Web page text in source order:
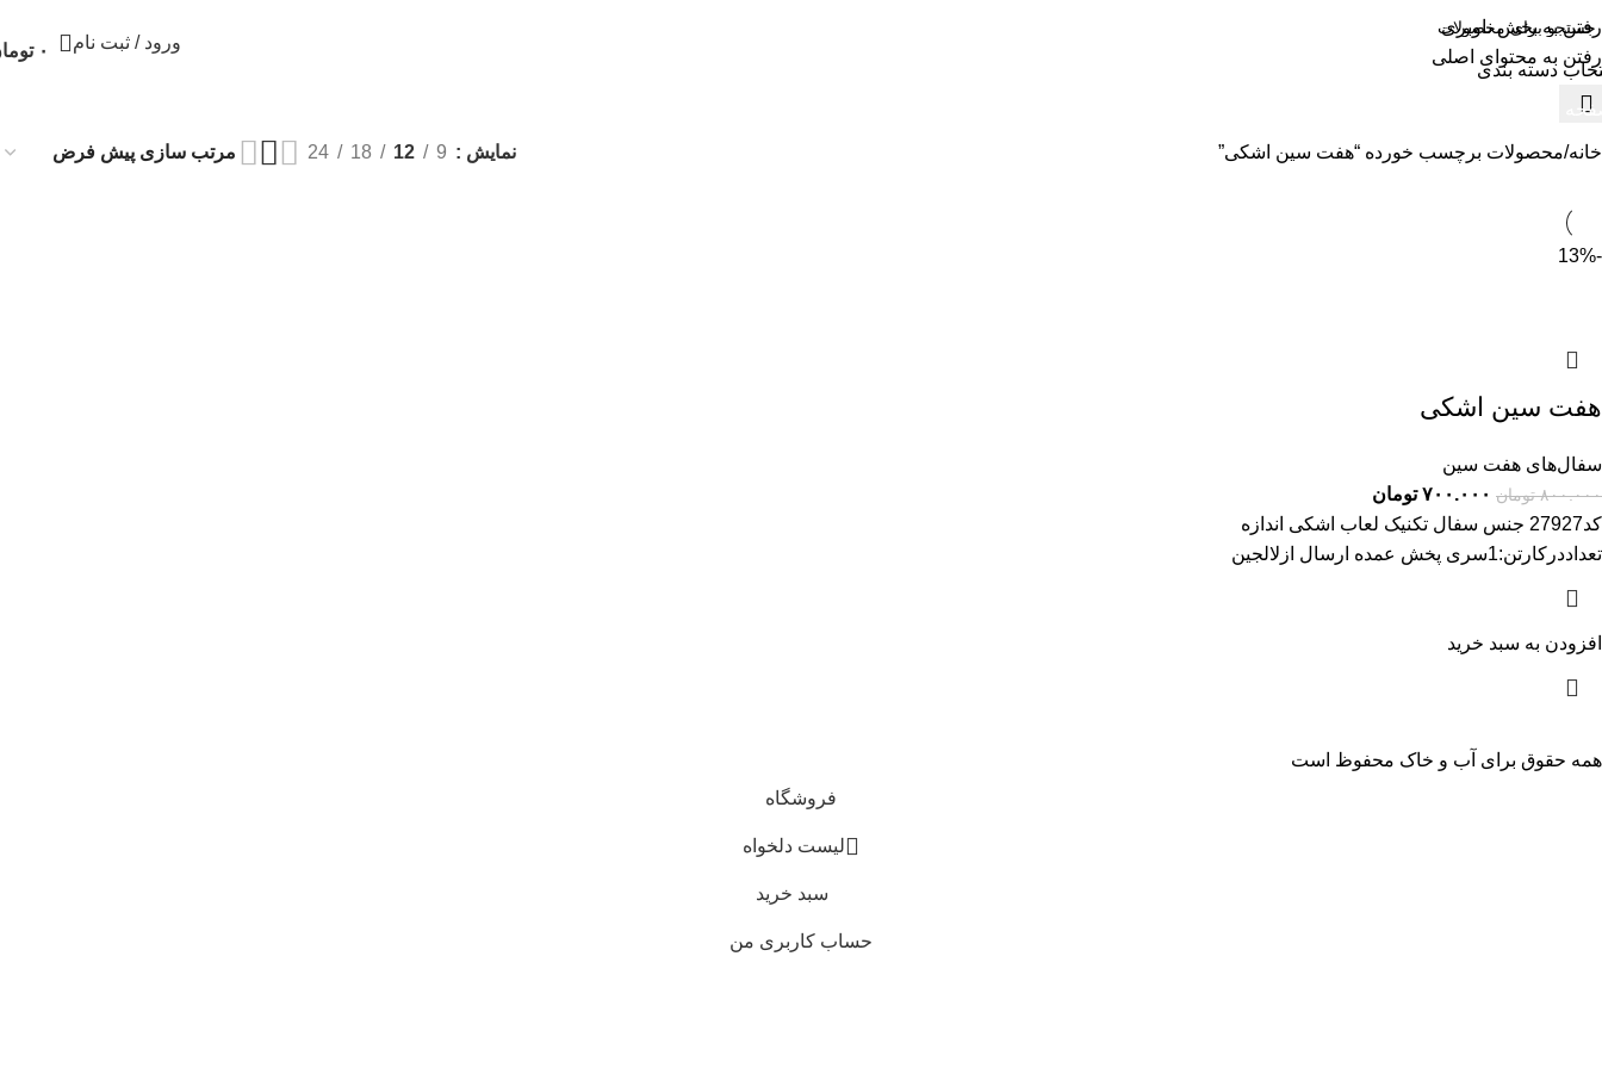
رفتن به بخش ناوبری
رفتن به محتوای اصلی
دسته بندی
ورود / ثبت نام ۰
اصلی
خانه محصولات برچسب خورده “هفت سین اشکی” نمایش 9
12
18
24
-13%
هفت سین اشکی
سفال‌های هفت‌ سین
۸۰۰.۰۰۰ تومان ۷۰۰.۰۰۰ تومان
کد27927 جنس سفال تکنیک لعاب اشکی اندازه
تعداددرکارتن:1سری پخش عمده ارسال ازلالجین
افزودن به سبد خرید
همه حقوق برای آب و خاک محفوظ است
فروشگاه
لیست دلخواه
سبد خرید
حساب کاربری من